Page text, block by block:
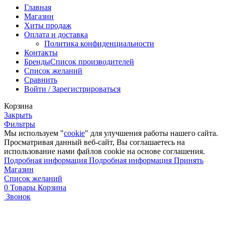
Главная
Магазин
Хиты продаж
Оплата и доставка
Политика конфиденциальности
Контакты
БрендыСписок производителей
Список желаний
Сравнить
Войти / Зарегистрироваться
Корзина
Закрыть
Фильтры
Мы используем "cookie" для улучшения работы нашего сайта.
Просматривая данный веб-сайт, Вы соглашаетесь на
использование нами файлов cookie на основе соглашения.
Подробная информация Подробная информация Принять
Магазин
Список желаний
0 Товары Корзина
Звонок